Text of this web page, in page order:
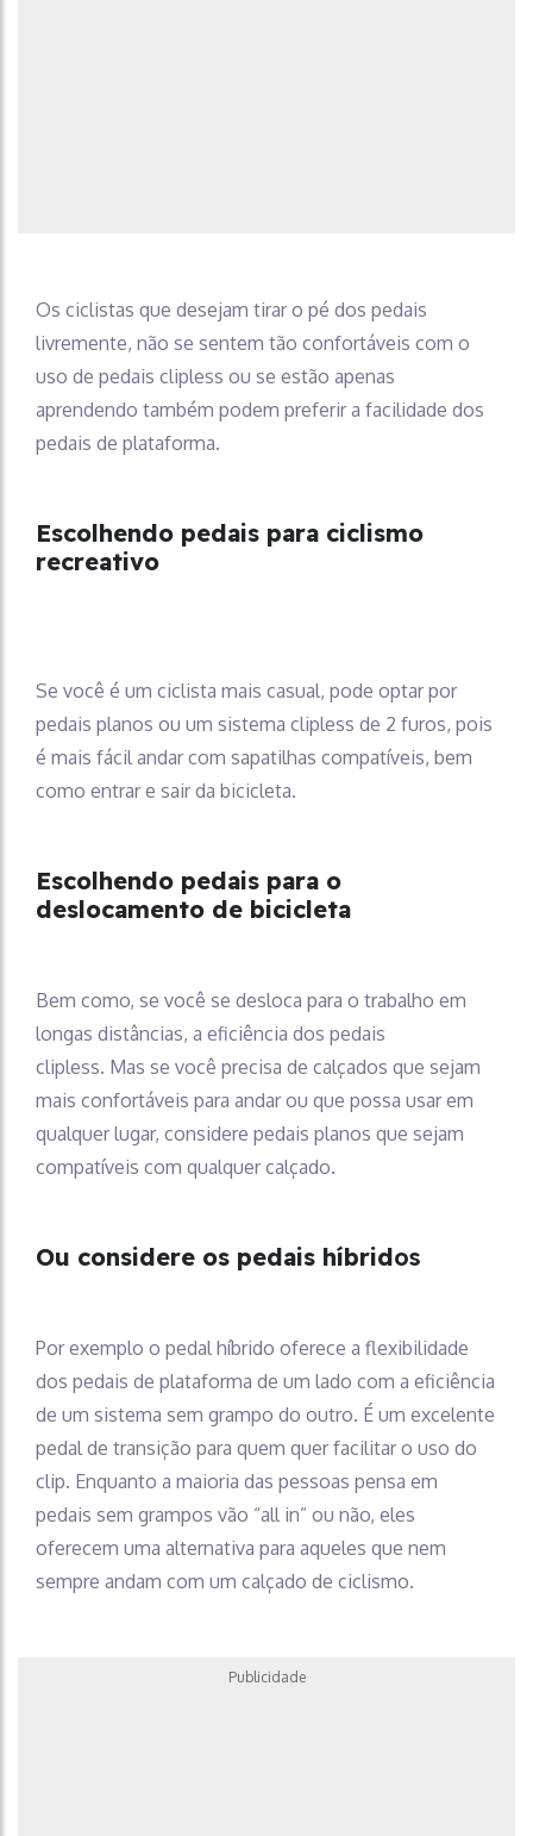
Os ciclistas que desejam tirar o pé dos pedais
livremente, não se sentem tão confortáveis ​​com o
uso de pedais clipless ou se estão apenas
aprendendo também podem preferir a facilidade dos
pedais de plataforma.
Escolhendo pedais para ciclismo
recreativo
Se você é um ciclista mais casual, pode optar por
pedais planos ou um sistema clipless de 2 furos, pois
é mais fácil andar com sapatilhas compatíveis, bem
como entrar e sair da bicicleta.
Escolhendo pedais para o
deslocamento de bicicleta
Bem como, se você se desloca para o trabalho em
longas distâncias, a eficiência dos pedais
clipless. Mas se você precisa de calçados que sejam
mais confortáveis ​​para andar ou que possa usar em
qualquer lugar, considere pedais planos que sejam
compatíveis com qualquer calçado.
Ou considere os pedais híbridos
Por exemplo o pedal híbrido oferece a flexibilidade
dos pedais de plataforma de um lado com a eficiência
de um sistema sem grampo do outro. É um excelente
pedal de transição para quem quer facilitar o uso do
clip. Enquanto a maioria das pessoas pensa em
pedais sem grampos vão “all in” ou não, eles
oferecem uma alternativa para aqueles que nem
sempre andam com um calçado de ciclismo.
Publicidade